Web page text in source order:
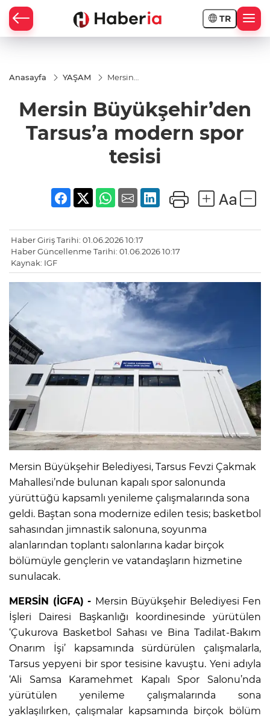
TR
Anasayfa YAŞAM
Mersin
modern spor
tesisi
Mersin Büyükşehir’den
Tarsus’a modern spor
tesisi
Haber Giriş Tarihi: 01.06.2026 10:17
Haber Güncellenme Tarihi: 01.06.2026 10:17
Kaynak: IGF
Mersin Büyükşehir Belediyesi, Tarsus Fevzi Çakmak
Mahallesi’nde bulunan kapalı spor salonunda
yürüttüğü kapsamlı yenileme çalışmalarında sona
geldi. Baştan sona modernize edilen tesis; basketbol
sahasından jimnastik salonuna, soyunma
alanlarından toplantı salonlarına kadar birçok
bölümüyle gençlerin ve vatandaşların hizmetine
sunulacak.
MERSİN (İGFA) - Mersin Büyükşehir Belediyesi Fen
İşleri Dairesi Başkanlığı koordinesinde yürütülen
‘Çukurova Basketbol Sahası ve Bina Tadilat-Bakım
Onarım İşi’ kapsamında sürdürülen çalışmalarla,
Tarsus yepyeni bir spor tesisine kavuştu. Yeni adıyla
‘Ali Samsa Karamehmet Kapalı Spor Salonu’nda
yürütülen yenileme çalışmalarında sona
yaklaşılırken, çalışmalar kapsamında birçok bölüm